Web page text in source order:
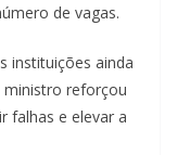
de vagas.
instituições ainda
ministro reforçou
falhas e elevar a